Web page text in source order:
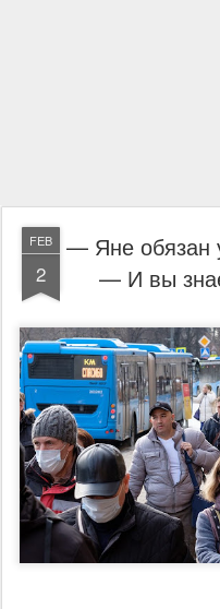
FEB
2
— Яне обязан
— И вы